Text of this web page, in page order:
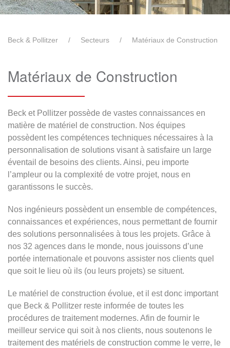
Beck & Pollitzer Secteurs Matériaux de Construction
Matériaux de Construction
Beck et Pollitzer possède de vastes connaissances en
matière de matériel de construction. Nos équipes
possèdent les compétences techniques nécessaires à la
personnalisation de solutions visant à satisfaire un large
éventail de besoins des clients. Ainsi, peu importe
l’ampleur ou la complexité de votre projet, nous en
garantissons le succès.
Nos ingénieurs possèdent un ensemble de compétences,
connaissances et expériences, nous permettant de fournir
des solutions personnalisées à tous les projets. Grâce à
nos 32 agences dans le monde, nous jouissons d’une
portée internationale et pouvons assister nos clients quel
que soit le lieu où ils (ou leurs projets) se situent.
Le matériel de construction évolue, et il est donc important
que Beck & Pollitzer reste informée de toutes les
procédures de traitement modernes. Afin de fournir le
meilleur service qui soit à nos clients, nous soutenons le
traitement des matériels de construction comme le verre, le